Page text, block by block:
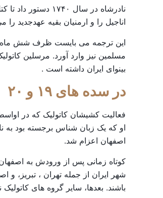
نادرشاه در سال
اناجیل را و ارمنیان بقیه عهدجدید
این ترجمه می بایست ظرف شش ماه
مسلمین نیز وارد آورد. مرسلین
بینوای ایران داشته است .
در سده های ۱۹ و ۲۰
فعالیت کشیشان کاتولیک که در
اصفهان اعزام شد.
کوتاه زمانی پس از ورودش به اصفهان
شهر ایران از جمله تهران ، تبریز،
باشند. بعدها، سایر گروه های